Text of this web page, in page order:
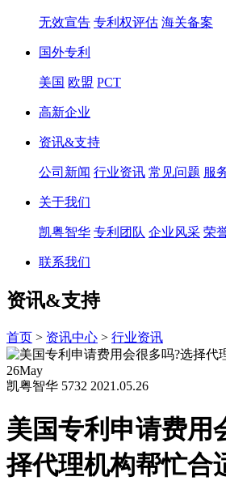
无效宣告 专利权评估 海关备案
国外专利
美国 欧盟 PCT
高新企业
资讯&支持
公司新闻 行业资讯 常见问题 服
关于我们
凯粤智华 专利团队 企业风采 荣
联系我们
资讯&支持
首页 > 资讯中心 > 行业资讯
26May
凯粤智华 5732 2021.05.26
美国专利申请费用
择代理机构帮忙合